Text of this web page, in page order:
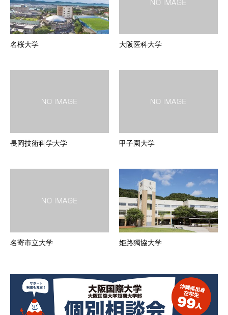
名桜大学 大阪医科大学
長岡技術科学大学 甲子園大学
名寄市立大学 姫路獨協大学